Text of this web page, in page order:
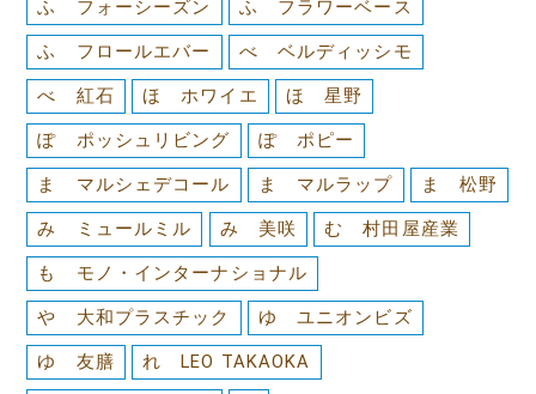
ふ フォーシーズン ふ フラワーベース
ふ フロールエバー べ ベルディッシモ
べ 紅石 ほ ホワイエ ほ 星野
ぽ ポッシュリビング ぽ ポピー
ま マルシェデコール ま マルラップ ま 松野
み ミュールミル み 美咲 む 村田屋産業
も モノ・インターナショナル
や 大和プラスチック ゆ ユニオンビズ
ゆ 友膳 れ LEO TAKAOKA